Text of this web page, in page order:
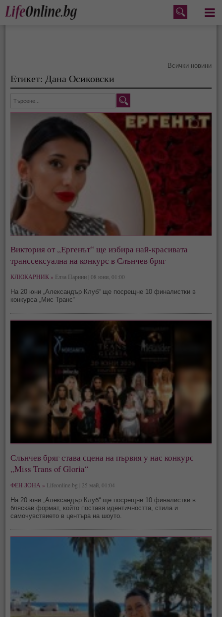
Меню
Всички новини
Етикет: Дана Осиковски
Виктория от „Ергенът“ ще избира най-красивата
транссексуална на конкурс в Слънчев бряг
КЛЮКАРНИК » Елза Парини | 08 юни, 01:00
На 20 юни „Александър Клуб“ ще посрещне 10 финалистки в
конкурса „Мис Транс“
Слънчев бряг става сцена на първия у нас конкурс
„Miss Trans of Gloria“
ФЕН ЗОНА » Lifeonline.bg | 25 май, 01:04
На 20 юни „Александър Клуб“ ще посрещне 10 финалистки в
бляскав формат, който поставя идентичността, стила и
самочувствието в центъра на шоуто.